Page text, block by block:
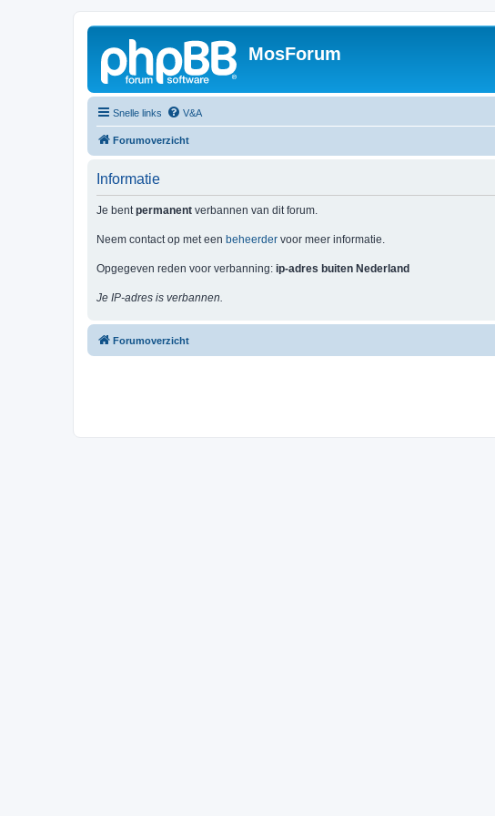
MosForum
Snelle links V&A
Forumoverzicht
Informatie
Je bentpermanent verbannen van dit forum.
Neem contact op met een beheerder voor meer informatie.
Opgegeven reden voor verbanning: ip-adres buiten Nederland
Je IP-adres is verbannen.
Forumoverzicht